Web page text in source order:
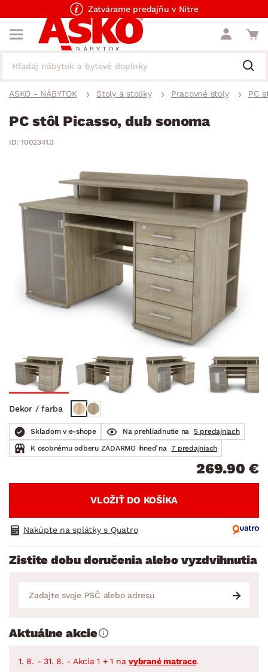
Zatvárame predajňu v Nitre
ASKO - NÁBYTOK Stoly a stolíky Pracovné stoly PC
PC stôl Picasso, dub sonoma
ID: 1002341.3
Dekor / farba
Skladom v e-shope Na prehliadnutie na
5 predajniach
K osobnému odberu ZADARMO ihneď na 7 predajniach
269.90 €
VLOŽIŤ DO KOŠÍKA
Nakúpte na splátky s Quatro
Zistite dobu doručenia alebo vyzdvihnutia
Aktuálne akcie
1. 8. - 31. 8. - Akcia 1 + 1 na vybrané matrace.